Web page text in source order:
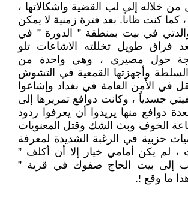
خلاله إلى لب القضية واشكالاتها ،
كما كنت ظاناً. بعد فترة زمنية لا يمكن
في بيت بمنطقة ” الدورة ” في
فراق طويل تخللته الاشاعات تلو
حول مصيري ، وهي واحدة من
وأجهزتها القمعية في التشوش
في الأمن العامة في بغداد وإشاعوا
جسدياً ، وكانت دوافع تمريرها إلى
دوافع منها يريدوا أن يعرفوا ردود
الخوف وبث الشك وقتل المعنويات
حزبية في الرغبة الشديدة لمعرفة
لم يكن أمامي خيار إلا أن أكلف ”
إلى بيت الحاج صفوك في قرية ”
ما وقع !.